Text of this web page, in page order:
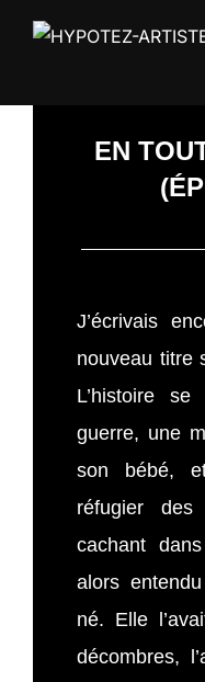
EN
J’écrivais
nouveau titre
L’histoire
guerre, une
son bébé,
réfugier
cachant
alors
né. Elle
décombres,